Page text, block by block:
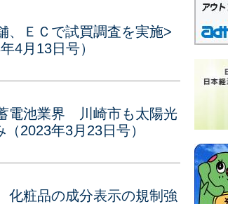
、ＥＣで試買調査を実施>
4月13日号）
電池業界 川崎市も太陽光
2023年3月23日号）
化粧品の成分表示の規制強